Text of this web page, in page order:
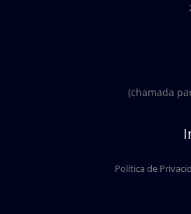
(chamada
Política de